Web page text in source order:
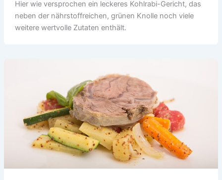
Hier wie versprochen ein leckeres Kohlrabi-Gericht, das
neben der nährstoffreichen, grünen Knolle noch viele
weitere wertvolle Zutaten enthält.